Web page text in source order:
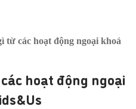
từ các hoạt động ngoại khoá
hoạt động ngoại